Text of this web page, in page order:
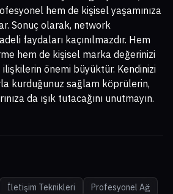
hem de kişisel yaşamınıza
Sonuç olarak, network
faydaları kaçınılmazdır. Hem
hem de kişisel marka değerinizi
ilişkilerin önemi büyüktür. Kendinizi
kurduğunuz sağlam köprülerin,
da ışık tutacağını unutmayın.
İletişim Teknikleri
Profesyonel Ağ